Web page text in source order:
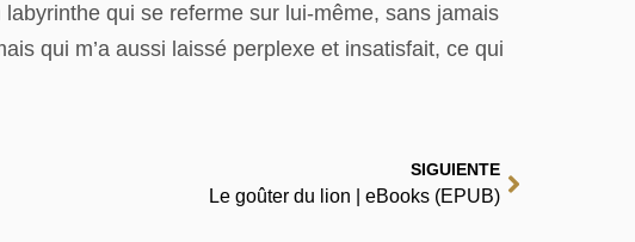
qui se referme sur lui-même, sans jamais
qui m’a aussi laissé perplexe et insatisfait, ce qui
SIGUIENTE
Le goûter du lion | eBooks (EPUB)